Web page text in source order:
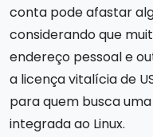
conta pode afastar
considerando que
endereço pessoal e
a licença vitalícia de
para quem busca
integrada ao Linux.